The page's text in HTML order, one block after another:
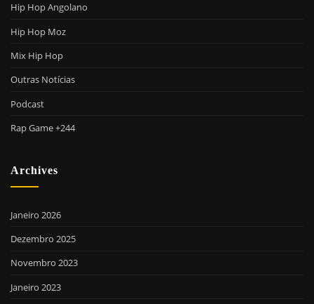
Hip Hop Angolano
Hip Hop Moz
Mix Hip Hop
Outras Notícias
Podcast
Rap Game +244
Archives
Janeiro 2026
Dezembro 2025
Novembro 2023
Janeiro 2023